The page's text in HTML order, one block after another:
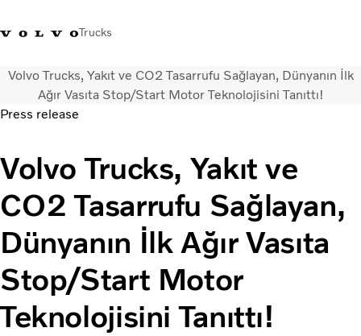
Trucks
+4448586 Volvo Trucks Mağazası Oturum açınTürkiye
Kamyonlar
Hizmetler
Bayi arama
Haberler
Hakkımızda
Bize Ulaşın
Volvo Trucks, Yakıt ve CO2 Tasarrufu Sağlayan, Dünyanın İlk
Ağır Vasıta Stop/Start Motor Teknolojisini Tanıttı!
Press release
Volvo Trucks, Yakıt ve
CO2 Tasarrufu Sağlayan,
Dünyanın İlk Ağır Vasıta
Stop/Start Motor
Teknolojisini Tanıttı!